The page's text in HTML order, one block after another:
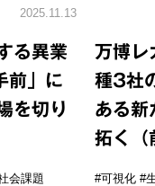
2025.11.13
る異業
前」に
を切り
会課題
万博レ
種3社
ある新
拓く（
#可視化 #